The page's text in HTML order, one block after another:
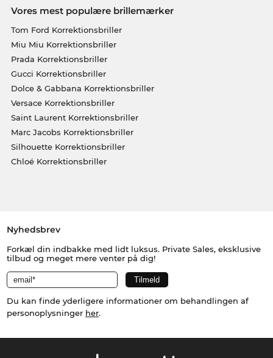
Vores mest populære brillemærker
Tom Ford Korrektionsbriller
Miu Miu Korrektionsbriller
Prada Korrektionsbriller
Gucci Korrektionsbriller
Dolce & Gabbana Korrektionsbriller
Versace Korrektionsbriller
Saint Laurent Korrektionsbriller
Marc Jacobs Korrektionsbriller
Silhouette Korrektionsbriller
Chloé Korrektionsbriller
Nyhedsbrev
Forkæl din indbakke med lidt luksus. Private Sales, eksklusive
tilbud og meget mere venter på dig!
Du kan finde yderligere informationer om behandlingen af
personoplysninger her.